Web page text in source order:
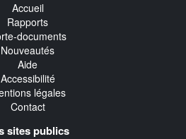
Accueil
Rapports
documents
Nouveautés
Aide
Accessibilité
légales
Contact
sites publics